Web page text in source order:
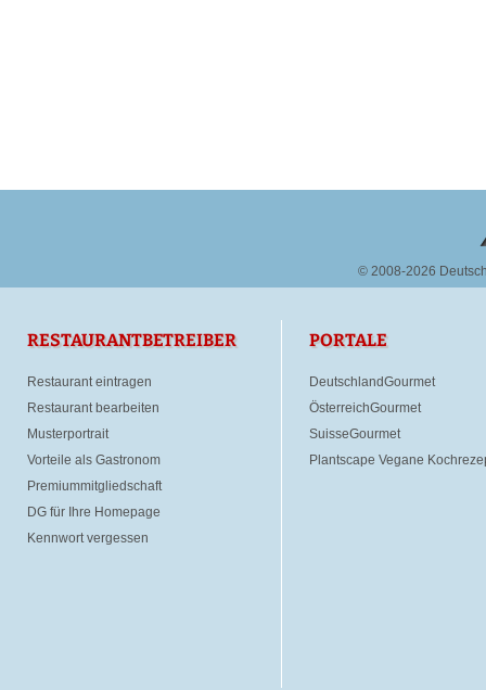
© 2008-2026
RESTAURANTBETREIBER
Restaurant eintragen
Restaurant bearbeiten
Musterportrait
Vorteile als Gastronom
Premiummitgliedschaft
DG für Ihre Homepage
Kennwort vergessen
PORTALE
DeutschlandGourmet
ÖsterreichGourmet
SuisseGourmet
Plantscape Vegane